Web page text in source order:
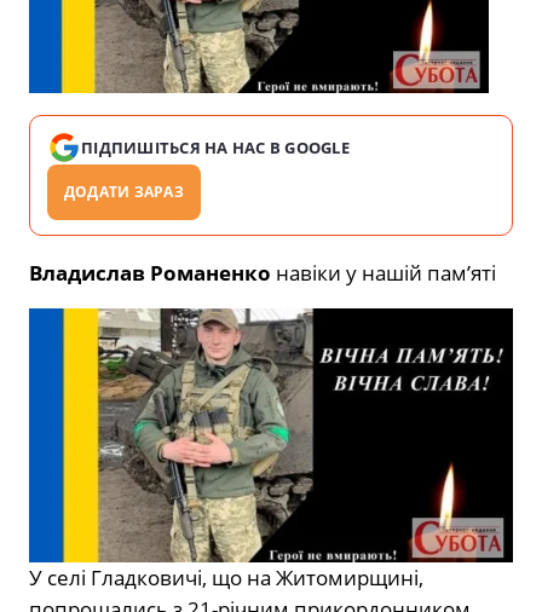
ПІДПИШІТЬСЯ НА НАС В GOOGLE
ДОДАТИ ЗАРАЗ
Владислав Романенко навіки у нашій пам’яті
У селі Гладковичі, що на Житомирщині,